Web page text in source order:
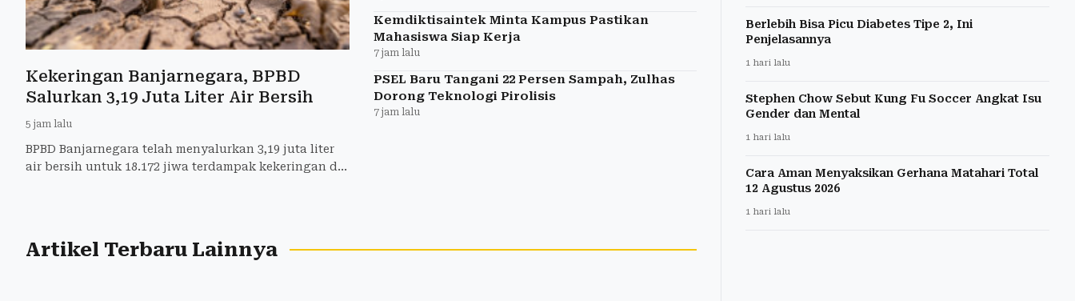
Kekeringan Banjarnegara, BPBD
Salurkan 3,19 Juta Liter Air Bersih
5 jam lalu
BPBD Banjarnegara telah menyalurkan 3,19 juta liter
air bersih untuk 18.172 jiwa terdampak kekeringan di
Kemdiktisaintek Minta Kampus Pastikan
Mahasiswa Siap Kerja
7 jam lalu
PSEL Baru Tangani 22 Persen Sampah, Zulhas
Dorong Teknologi Pirolisis
7 jam lalu
Artikel Terbaru Lainnya
Berlebih Bisa Picu Diabetes Tipe 2, Ini
Penjelasannya
1 hari lalu
Stephen Chow Sebut Kung Fu Soccer Angkat Isu
Gender dan Mental
1 hari lalu
Cara Aman Menyaksikan Gerhana Matahari Total
12 Agustus 2026
1 hari lalu